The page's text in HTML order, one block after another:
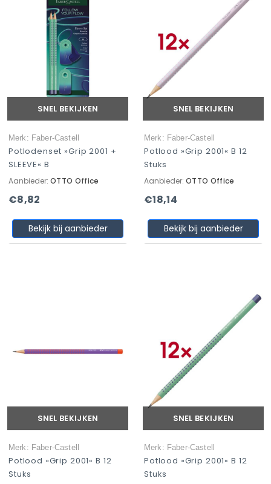
SNEL BEKIJKEN
Merk: Faber-Castell
Potlodenset »Grip 2001 +
SLEEVE« B
Aanbieder: OTTO Office
€8,82
Bekijk bij aanbieder
SNEL BEKIJKEN
Merk: Faber-Castell
Potlood »Grip 2001« B 12
Stuks
Aanbieder: OTTO Office
€18,14
Bekijk bij aanbieder
SNEL BEKIJKEN
Merk: Faber-Castell
Potlood »Grip 2001« B 12
Stuks
SNEL BEKIJKEN
Merk: Faber-Castell
Potlood »Grip 2001« B 12
Stuks